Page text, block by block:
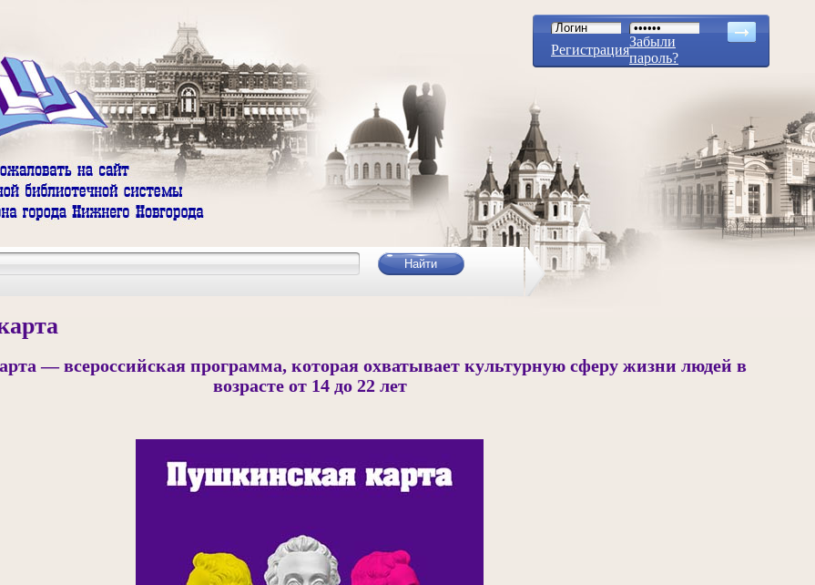
Регистрация
Забыли
пароль?
— всероссийская программа, которая охватывает культурную сферу жизни людей в
возрасте от 14 до 22 лет